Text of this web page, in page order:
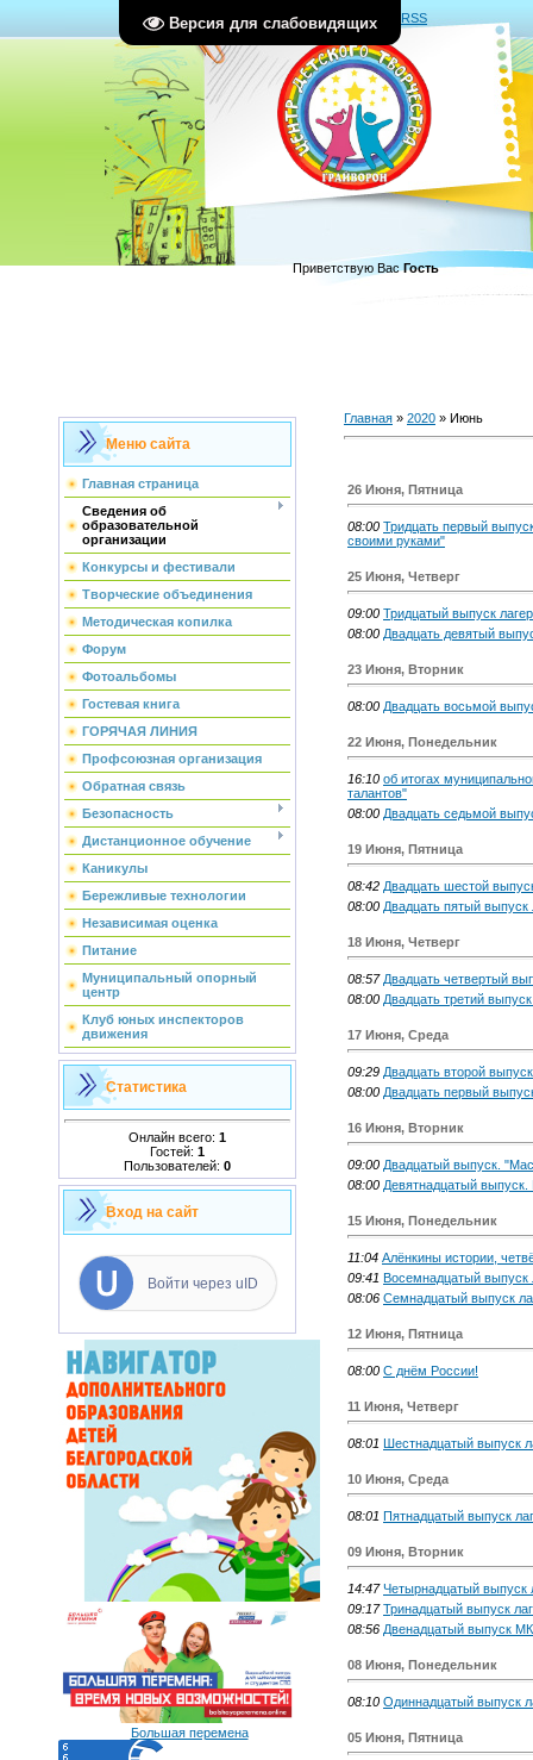
Версия для слабовидящих
Главная | Регистрация|Вход RSS
Приветствую Вас Гость
Меню сайта
Главная страница
Сведения об
образовательной
организации
Конкурсы и фестивали
Творческие объединения
Методическая копилка
Форум
Фотоальбомы
Гостевая книга
ГОРЯЧАЯ ЛИНИЯ
Профсоюзная организация
Обратная связь
Безопасность
Дистанционное обучение
Каникулы
Бережливые технологии
Независимая оценка
Питание
Муниципальный опорный
центр
Клуб юных инспекторов
движения
Статистика
Онлайн всего: 1
Гостей: 1
Пользователей: 0
Вход на сайт
Войти через uID
Большая перемена
Главная » 2020 » Июнь
26 Июня, Пятница
08:00 Тридцать первый
своими руками"
25 Июня, Четверг
09:00 Тридцатый выпуск
08:00 Двадцать девятый
23 Июня, Вторник
08:00 Двадцать восьмой
22 Июня, Понедельник
16:10 об итогах
талантов"
08:00 Двадцать седьмой
19 Июня, Пятница
08:42 Двадцать шестой
08:00 Двадцать пятый выпуск
18 Июня, Четверг
08:57 Двадцать четвертый
08:00 Двадцать третий
17 Июня, Среда
09:29 Двадцать второй
08:00 Двадцать первый
16 Июня, Вторник
09:00 Двадцатый выпуск.
08:00 Девятнадцатый
15 Июня, Понедельник
11:04 Алёнкины истории,
09:41 Восемнадцатый выпуск
08:06 Семнадцатый выпуск
12 Июня, Пятница
08:00 С днём России!
11 Июня, Четверг
08:01 Шестнадцатый выпуск
10 Июня, Среда
08:01 Пятнадцатый выпуск
09 Июня, Вторник
14:47 Четырнадцатый выпуск
09:17 Тринадцатый выпуск
08:56 Двенадцатый выпуск
08 Июня, Понедельник
08:10 Одиннадцатый выпуск
05 Июня, Пятница